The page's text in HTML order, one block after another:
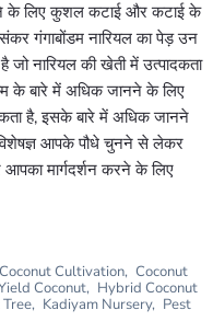
के लिए कुशल कटाई और कटाई के
गंगाबोंडम नारियल का पेड़ उन
नारियल की खेती में उत्पादकता
के बारे में अधिक जानने के लिए
है, इसके बारे में अधिक जानने
आपके पौधे चुनने से लेकर
मार्गदर्शन करने के लिए
Coconut Cultivation, Coconut
Coconut, Hybrid Coconut
, Kadiyam Nursery, Pest